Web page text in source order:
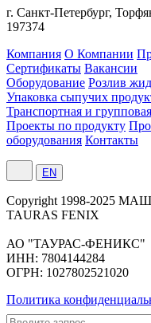
г. Санкт-Петербург,
197374
Компания О Компании
Сертификаты Вакансии
Оборудование Розлив
Упаковка сыпучих
Транспортная и
Проекты по продукту
оборудования Контакты
EN
Сopyright 1998-2025
TAURAS FENIX
АО "ТАУРАС-ФЕНИКС"
ИНН: 7804144284
ОГРН: 1027802521020
Политика